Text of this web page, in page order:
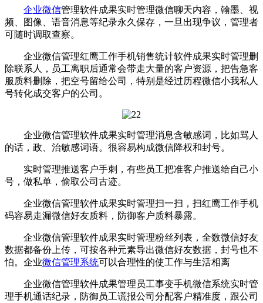
企业微信管理软件成果实时管理微信聊天内容，翰墨、视
频、图像、语音消息等纪录永久保存，一旦出现争议，管理者
可随时调取查察。
企业微信管理红鹰工作手机销售统计软件成果实时管理删
除联系人，员工离职后通常会带走大量的客户资源，把告急客
服质料删除，把空号留给公司，特别是经过历程微信小我私人
号转化成交客户的公司。
企业微信管理软件成果实时管理消息含敏感词，比如骂人
的话，政、治敏感词语。很容易构成微信降权和封号。
实时管理推送客户手刺，有些员工把准客户推送给自己小
号，做私单，偷取公司古迹。
企业微信管理软件成果实时管理扫一扫，扫红鹰工作手机
码容易走漏微信好友质料，防御客户质料暴露。
企业微信管理软件成果实时管理粉丝列表，全数微信好友
数据都备份上传，可按各种元素导出微信好友数据，封号也不
怕。企业微信管理系统可以合理性的使工作与生活相离
企业微信管理软件成果管理员工事变手机微信系统实时管
理手机通话纪录，防御员工谎报公司分配客户精准度，跟公司